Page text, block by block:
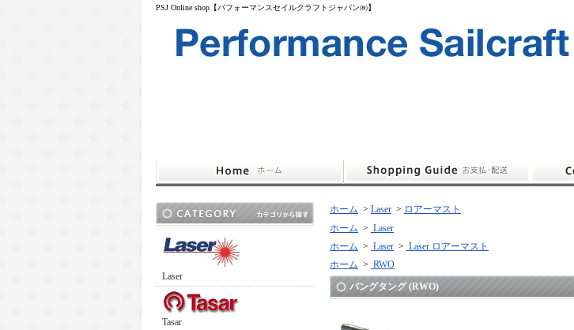
PSJ Online shop【パフォーマンスセイルクラフトジャパン㈱】
Laser
Tasar
ホーム > Laser > ロアーマスト
ホーム > Laser
ホーム > Laser > Laser ロアーマスト
ホーム > RWO
バングタング (RWO)